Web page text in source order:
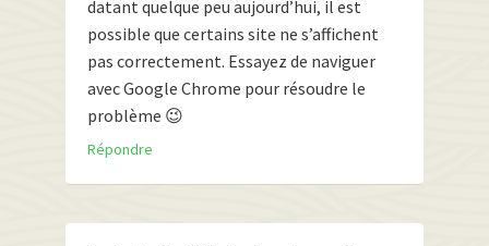
datant quelque peu aujourd’hui, il est
possible que certains site ne s’affichent
pas correctement. Essayez de naviguer
avec Google Chrome pour résoudre le
problème 😉
Répondre